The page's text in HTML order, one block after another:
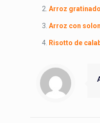
Arroz
Arroz con
Risotto de